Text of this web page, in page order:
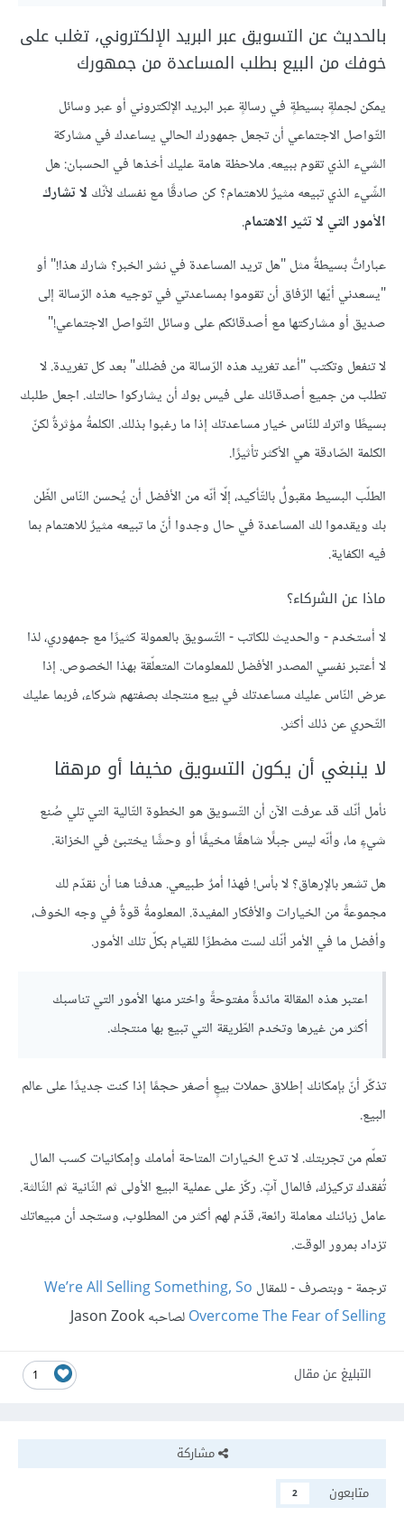
بالحديث عن التسويق عبر البريد الإلكتروني، تغلب على
خوفك من البيع بطلب المساعدة من جمهورك
يمكن لجملةٍ بسيطةٍ في رسالةٍ عبر البريد الإلكتروني أو عبر وسائل
التّواصل الاجتماعي أن تجعل جمهورك الحالي يساعدك في مشاركة
الشيء الذي تقوم ببيعه. ملاحظة هامة عليك أخذها في الحسبان: هل
الشّيء الذي تبيعه مثيرٌ للاهتمام؟ كن صادقًا مع نفسك لأنّك لا تشارك
الأمور التي لا تثير الاهتمام.
عباراتٌ بسيطةٌ مثل "هل تريد المساعدة في نشر الخبر؟ شارك هذا!" أو
"يسعدني أيّها الرّفاق أن تقوموا بمساعدتي في توجيه هذه الرّسالة إلى
صديق أو مشاركتها مع أصدقائكم على وسائل التّواصل الاجتماعي!"
لا تنفعل وتكتب "أعد تغريد هذه الرّسالة من فضلك" بعد كل تغريدة. لا
تطلب من جميع أصدقائك على فيس بوك أن يشاركوا حالتك. اجعل طلبك
بسيطًا واترك للنّاس خيار مساعدتك إذا ما رغبوا بذلك. الكلمةُ مؤثرةٌ لكنّ
الكلمة الصّادقة هي الأكثر تأثيرًا.
الطلّب البسيط مقبولٌ بالتّأكيد، إلّا أنّه من الأفضل أن يُحسن النّاس الظّن
بك ويقدموا لك المساعدة في حال وجدوا أنّ ما تبيعه مثيرٌ للاهتمام بما
فيه الكفاية.
ماذا عن الشركاء؟
لا أستخدم - والحديث للكاتب - التّسويق بالعمولة كثيرًا مع جمهوري، لذا
لا أعتبر نفسي المصدر الأفضل للمعلومات المتعلّقة بهذا الخصوص. إذا
عرض النّاس عليك مساعدتك في بيع منتجك بصفتهم شركاء، فربما عليك
التّحري عن ذلك أكثر.
لا ينبغي أن يكون التسويق مخيفا أو مرهقا
نأمل أنّك قد عرفت الآن أن التّسويق هو الخطوة التّالية التي تلي صُنع
شيءٍ ما، وأنّه ليس جبلًا شاهقًا مخيفًا أو وحشًا يختبئ في الخزانة.
هل تشعر بالإرهاق؟ لا بأس! فهذا أمرٌ طبيعي. هدفنا هنا أن نقدّم لك
مجموعةً من الخيارات والأفكار المفيدة. المعلومةُ قوةٌ في وجه الخوف،
وأفضل ما في الأمر أنّك لست مضطرًا للقيام بكلّ تلك الأمور.
اعتبر هذه المقالة مائدةً مفتوحةً واختر منها الأمور التي تناسبك
أكثر من غيرها وتخدم الطّريقة التي تبيع بها منتجك.
تذكّر أنّ بإمكانك إطلاق حملات بيعٍ أصغر حجمًا إذا كنت جديدًا على عالم
البيع.
تعلّم من تجربتك. لا تدع الخيارات المتاحة أمامك وإمكانيات كسب المال
تُفقدك تركيزك، فالمال آتٍ. ركّز على عملية البيع الأولى ثم الثّانية ثم الثّالثة.
عامل زبائنك معاملة رائعة، قدّم لهم أكثر من المطلوب، وستجد أن مبيعاتك
تزداد بمرور الوقت.
ترجمة - وبتصرف - للمقال We’re All Selling Something, So
Overcome The Fear of Sellingلصاحبه Jason Zook
1 التبليغ عن مقال
مشاركة
متابعون
2